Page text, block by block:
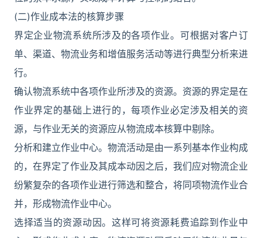
(二)作业成本法的核算步骤
界定企业物流系统所涉及的各项作业。可根据对客户订
单、渠道、物流业务和增值服务活动等进行典型分析来进
行。
确认物流系统中各项作业所涉及的资源。资源的界定是在
作业界定的基础上进行的，每项作业必定涉及相关的资
源，与作业无关的资源应从物流成本核算中剔除。
分析和建立作业中心。物流活动是由一系列基本作业构成
的，在界定了作业及其成本动因之后，我们应对物流企业
纷繁复杂的各项作业进行筛选和整合，将同项物流作业合
并，形成物流作业中心。
选择适当的资源动因。这样可将资源耗费追踪到作业中